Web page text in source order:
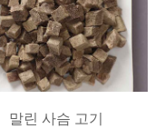
말린 사슴 고기